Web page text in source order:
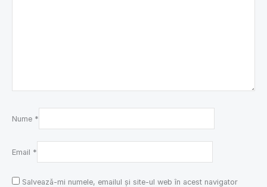
Nume *
Email *
Salvează-mi numele, emailul și site-ul web în acest navigator